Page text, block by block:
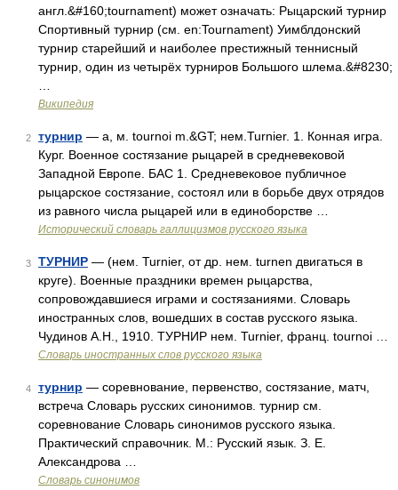
англ.&#160;tournament) может означать: Рыцарский турнир
Спортивный турнир (см. en:Tournament) Уимблдонский
турнир старейший и наиболее престижный теннисный
турнир, один из четырёх турниров Большого шлема.&#8230;
Википедия
2 турнир — а, м. tournoi m.&GT; нем.Turnier. 1. Конная игра.
Кург. Военное состязание рыцарей в средневековой
Западной Европе. БАС 1. Средневековое публичное
рыцарское состязание, состоял или в борьбе двух отрядов
из равного числа рыцарей или в единоборстве …
Исторический словарь галлицизмов русского языка
3 ТУРНИР — (нем. Turnier, от др. нем. turnen двигаться в
круге). Военные праздники времен рыцарства,
сопровождавшиеся играми и состязаниями. Словарь
иностранных слов, вошедших в состав русского языка.
Чудинов А.Н., 1910. ТУРНИР нем. Turnier, франц. tournoi …
Словарь иностранных слов русского языка
4 турнир — соревнование, первенство, состязание, матч,
встреча Словарь русских синонимов. турнир см.
соревнование Словарь синонимов русского языка.
Практический справочник. М.: Русский язык. З. Е.
Александрова …
Словарь синонимов